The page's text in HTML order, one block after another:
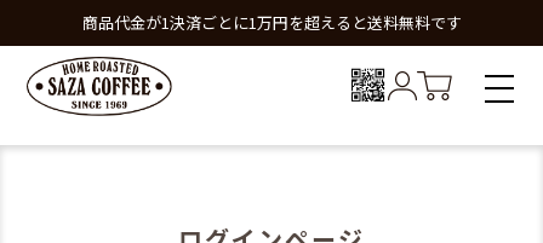
商品代金が1決済ごとに1万円を超えると送料無料です